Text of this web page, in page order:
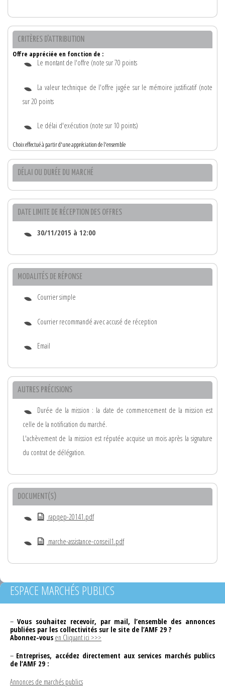
CRITÈRES D'ATTRIBUTION
Offre appréciée en fonction de :
Le montant de l'offre (note sur 70 points
La valeur technique de l'offre jugée sur le mémoire justificatif (note
sur 20 points
Le délai d'exécution (note sur 10 points)
Choix effectué à partir d'une appréciation de l'ensemble
DÉLAI OU DURÉE DU MARCHÉ
DATE LIMITE DE RÉCEPTION DES OFFRES
30/11/2015 à 12:00
MODALITÉS DE RÉPONSE
Courrier simple
Courrier recommandé avec accusé de réception
Email
AUTRES PRÉCISIONS
Durée de la mission : la date de commencement de la mission est
celle de la notification du marché.
L'achèvement de la mission est réputée acquise un mois après la signature
du contrat de délégation.
DOCUMENT(S)
rapqep-20141.pdf
marche-assistance-conseil1.pdf
ESPACE MARCHÉS PUBLICS
– Vous souhaitez recevoir, par mail, l’ensemble des annonces
publiées par les collectivités sur le site de l’AMF 29 ?
Abonnez-vous en Cliquant ici >>>
– Entreprises, accédez directement aux services marchés publics
de l’AMF 29 :
Annonces de marchés publics